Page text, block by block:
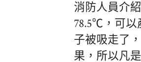
消防人員介
78.5℃，可以
子被吸走了
果，所以凡